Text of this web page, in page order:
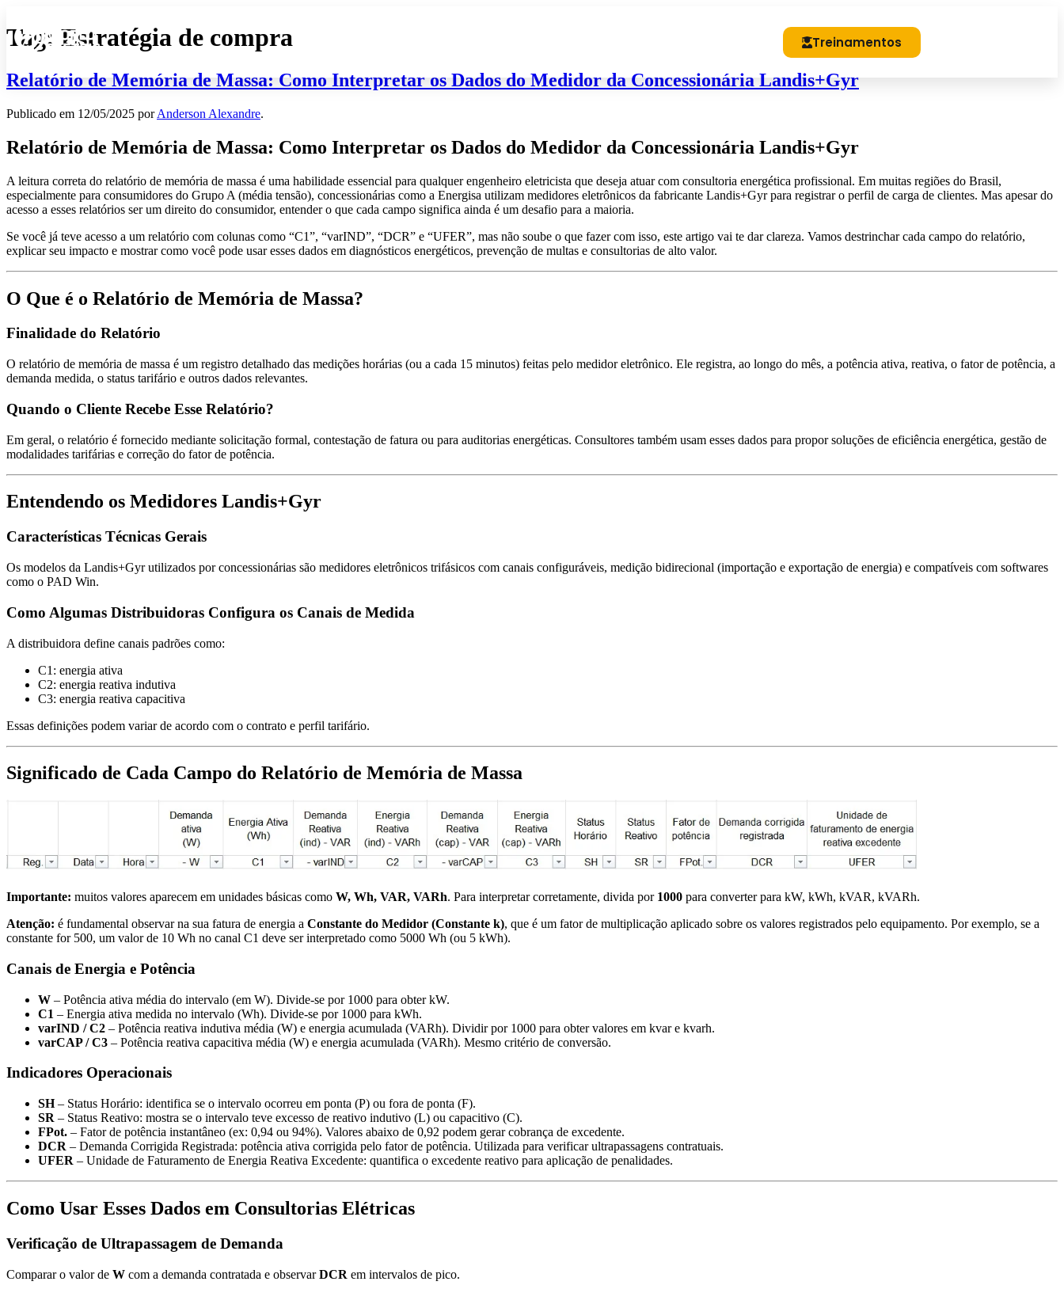
Treinamentos
Tag: Estratégia de compra
Relatório de Memória de Massa: Como Interpretar os Dados do Medidor da Concessionária Landis+Gyr
Publicado em 12/05/2025 porAnderson Alexandre.
Relatório de Memória de Massa: Como Interpretar os Dados do Medidor da Concessionária Landis+Gyr
A leitura correta do relatório de memória de massa é uma habilidade essencial para qualquer engenheiro eletricista que deseja atuar com consultoria energética profissional. Em muitas regiões do Brasil,
especialmente para consumidores do Grupo A (média tensão), concessionárias como a Energisa utilizam medidores eletrônicos da fabricante Landis+Gyr para registrar o perfil de carga de clientes. Mas apesar do
acesso a esses relatórios ser um direito do consumidor, entender o que cada campo significa ainda é um desafio para a maioria.
Se você já teve acesso a um relatório com colunas como “C1”, “varIND”, “DCR” e “UFER”, mas não soube o que fazer com isso, este artigo vai te dar clareza. Vamos destrinchar cada campo do relatório,
explicar seu impacto e mostrar como você pode usar esses dados em diagnósticos energéticos, prevenção de multas e consultorias de alto valor.
O Que é o Relatório de Memória de Massa?
Finalidade do Relatório
O relatório de memória de massa é um registro detalhado das medições horárias (ou a cada 15 minutos) feitas pelo medidor eletrônico. Ele registra, ao longo do mês, a potência ativa, reativa, o fator de potência, a
demanda medida, o status tarifário e outros dados relevantes.
Quando o Cliente Recebe Esse Relatório?
Em geral, o relatório é fornecido mediante solicitação formal, contestação de fatura ou para auditorias energéticas. Consultores também usam esses dados para propor soluções de eficiência energética, gestão de
modalidades tarifárias e correção do fator de potência.
Entendendo os Medidores Landis+Gyr
Características Técnicas Gerais
Os modelos da Landis+Gyr utilizados por concessionárias são medidores eletrônicos trifásicos com canais configuráveis, medição bidirecional (importação e exportação de energia) e compatíveis com softwares
como o PAD Win.
Como Algumas Distribuidoras Configura os Canais de Medida
A distribuidora define canais padrões como:
C1: energia ativa
C2: energia reativa indutiva
C3: energia reativa capacitiva
Essas definições podem variar de acordo com o contrato e perfil tarifário.
Significado de Cada Campo do Relatório de Memória de Massa
Importante: muitos valores aparecem em unidades básicas como W, Wh, VAR, VARh. Para interpretar corretamente, divida por 1000 para converter para kW, kWh, kVAR, kVARh.
Atenção: é fundamental observar na sua fatura de energia a Constante do Medidor (Constante k), que é um fator de multiplicação aplicado sobre os valores registrados pelo equipamento. Por exemplo, se a
constante for 500, um valor de 10 Wh no canal C1 deve ser interpretado como 5000 Wh (ou 5 kWh).
Canais de Energia e Potência
W – Potência ativa média do intervalo (em W). Divide-se por 1000 para obter kW.
C1 – Energia ativa medida no intervalo (Wh). Divide-se por 1000 para kWh.
varIND / C2 – Potência reativa indutiva média (W) e energia acumulada (VARh). Dividir por 1000 para obter valores em kvar e kvarh.
varCAP / C3 – Potência reativa capacitiva média (W) e energia acumulada (VARh). Mesmo critério de conversão.
Indicadores Operacionais
SH– Status Horário: identifica se o intervalo ocorreu em ponta (P) ou fora de ponta (F).
SR – Status Reativo: mostra se o intervalo teve excesso de reativo indutivo (L) ou capacitivo (C).
FPot. – Fator de potência instantâneo (ex: 0,94 ou 94%). Valores abaixo de 0,92 podem gerar cobrança de excedente.
DCR – Demanda Corrigida Registrada: potência ativa corrigida pelo fator de potência. Utilizada para verificar ultrapassagens contratuais.
UFER – Unidade de Faturamento de Energia Reativa Excedente: quantifica o excedente reativo para aplicação de penalidades.
Como Usar Esses Dados em Consultorias Elétricas
Verificação de Ultrapassagem de Demanda
Comparar o valor de W com a demanda contratada e observarDCR em intervalos de pico.